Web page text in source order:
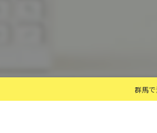
群馬